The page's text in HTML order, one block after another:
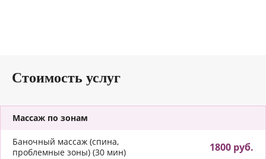
Стоимость услуг
Массаж по зонам
Баночный массаж (спина,
проблемные зоны) (30 мин)
1800 руб.